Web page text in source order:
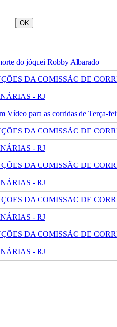
do jóquei Robby Albarado
DA COMISSÃO DE
- RJ
Vídeo para as corridas de Terça-
DA COMISSÃO DE
- RJ
DA COMISSÃO DE
- RJ
DA COMISSÃO DE
- RJ
DA COMISSÃO DE
- RJ